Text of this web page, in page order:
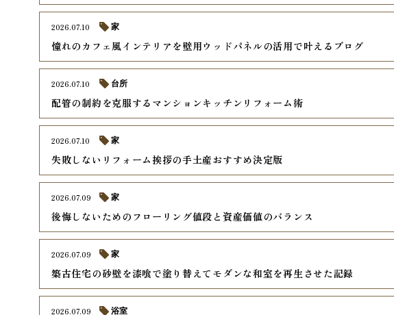
憧れのカフェ風インテリアを壁用ウッドパネルの活用で叶えるブログ
2026.07.10 家
配管の制約を克服するマンションキッチンリフォーム術
2026.07.10 台所
失敗しないリフォーム挨拶の手土産おすすめ決定版
2026.07.10 家
後悔しないためのフローリング値段と資産価値のバランス
2026.07.09 家
築古住宅の砂壁を漆喰で塗り替えてモダンな和室を再生させた記録
2026.07.09 家
2026.07.09 浴室